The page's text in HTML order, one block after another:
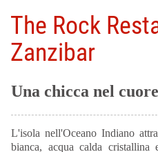
The Rock
Zanzibar
Una chicca nel
L'isola nell'Oceano Indiano
bianca, acqua calda